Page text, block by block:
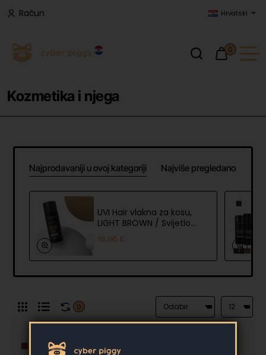
Račun Hrvatski
0
Kozmetika i njega
Najprodavaniji u ovoj kategoriji Najviše pregledano
UVI Hair vlakna za kosu,
LIGHT BROWN / Svijetlo
smeđa (velika 27,5 g,
do 50 nanosa)
19.90 €
0